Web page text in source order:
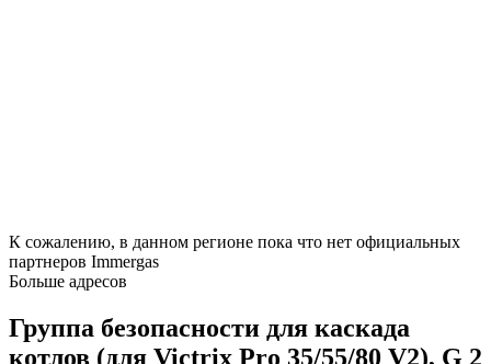
К сожалению, в данном регионе пока что нет официальных
партнеров Immergas
Больше адресов
Группа безопасности для каскада
котлов (для Victrix Pro 35/55/80 V2), G 2